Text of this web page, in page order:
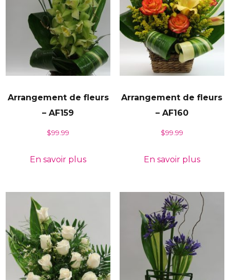
Arrangement de fleurs
– AF159
$99.99
En savoir plus
Arrangement de fleurs
– AF160
$99.99
En savoir plus